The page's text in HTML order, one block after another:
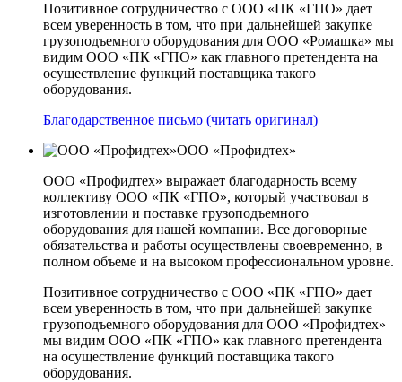
Позитивное сотрудничество с ООО «ПК «ГПО» дает
всем уверенность в том, что при дальнейшей закупке
грузоподъемного оборудования для ООО «Ромашка» мы
видим ООО «ПК «ГПО» как главного претендента на
осуществление функций поставщика такого
оборудования.
Благодарственное письмо (читать оригинал)
ООО «Профидтех»
ООО «Профидтех» выражает благодарность всему
коллективу ООО «ПК «ГПО», который участвовал в
изготовлении и поставке грузоподъемного
оборудования для нашей компании. Все договорные
обязательства и работы осуществлены своевременно, в
полном объеме и на высоком профессиональном уровне.
Позитивное сотрудничество с ООО «ПК «ГПО» дает
всем уверенность в том, что при дальнейшей закупке
грузоподъемного оборудования для ООО «Профидтех»
мы видим ООО «ПК «ГПО» как главного претендента
на осуществление функций поставщика такого
оборудования.